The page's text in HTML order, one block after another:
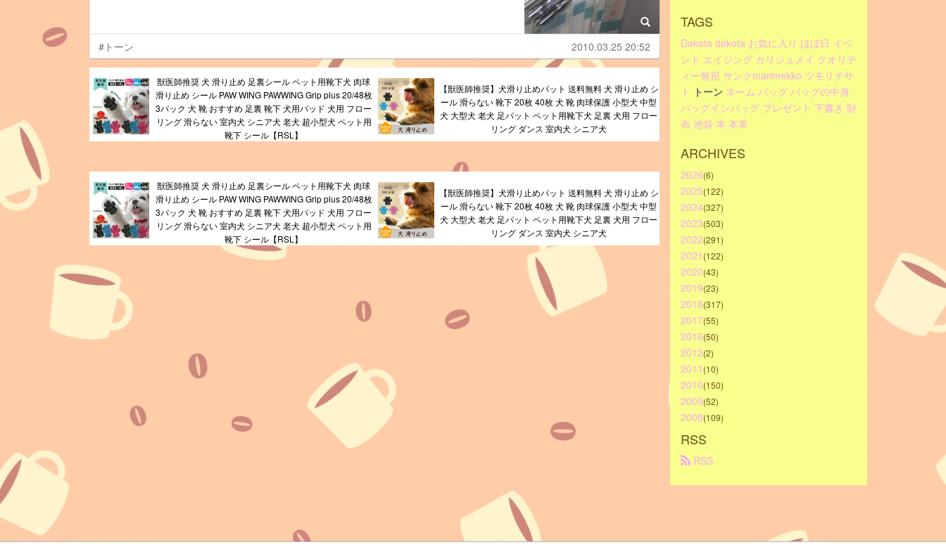
#トーン 2010.03.25 20:52
獣医師推奨 犬 滑り止め 足裏シール ペット用靴下犬 肉球
滑り止め シール PAW WING PAWWING Grip plus 20/48枚
3パック 犬 靴 おすすめ 足裏 靴下 犬用パッド 犬用 フロー
リング 滑らない 室内犬 シニア犬 老犬 超小型犬 ペット用
靴下 シール【RSL】
【獣医師推奨】犬滑り止めパット 送料無料 犬 滑り止め シ
ール 滑らない 靴下 20枚 40枚 犬 靴 肉球保護 小型犬 中型
犬 大型犬 老犬 足パット ペット用靴下犬 足裏 犬用 フロー
リング ダンス 室内犬 シニア犬
獣医師推奨 犬 滑り止め 足裏シール ペット用靴下犬 肉球
滑り止め シール PAW WING PAWWING Grip plus 20/48枚
3パック 犬 靴 おすすめ 足裏 靴下 犬用パッド 犬用 フロー
リング 滑らない 室内犬 シニア犬 老犬 超小型犬 ペット用
靴下 シール【RSL】
【獣医師推奨】犬滑り止めパット 送料無料 犬 滑り止め シ
ール 滑らない 靴下 20枚 40枚 犬 靴 肉球保護 小型犬 中型
犬 大型犬 老犬 足パット ペット用靴下犬 足裏 犬用 フロー
リング ダンス 室内犬 シニア犬
TAGS
Dakota dakota お気に入り ほぼ日 イベ
ント エイジング カリジュメイ クオリテ
ィー無視 サンクmarimekko ツモリチサ
ト トーン ネーム バッグ バッグの中身
バッグインバッグ プレゼント 下書き 財
布 池袋 本 本革
ARCHIVES
2026(6)
2025(122)
2024(327)
2023(503)
2022(291)
2021 (122)
2020(43)
2019(23)
2018(317)
2017(55)
2016(50)
2012(2)
2011 (10)
2010(150)
2009(52)
2008(109)
RSS
RSS